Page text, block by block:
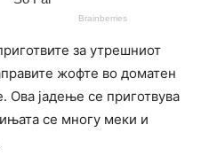
за утрешниот
жофте во доматен
јадење се приготвува
се многу меки и